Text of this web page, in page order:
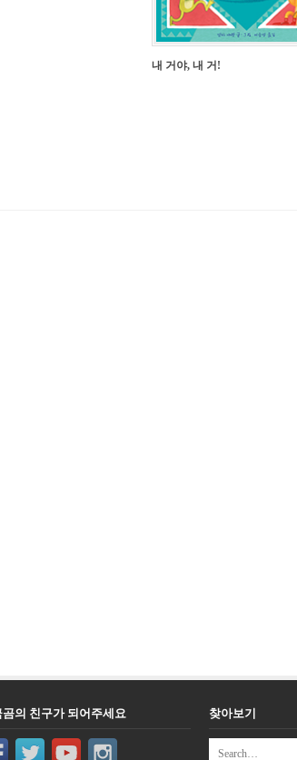
내 거야, 내 거!
곰의 친구가 되어주세요 찾아보기